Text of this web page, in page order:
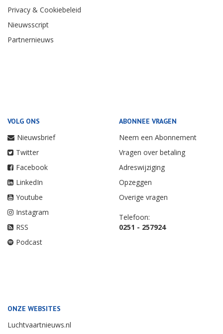
Privacy & Cookiebeleid
Nieuwsscript
Partnernieuws
VOLG ONS
Nieuwsbrief
Twitter
Facebook
LinkedIn
Youtube
Instagram
RSS
Podcast
ABONNEE VRAGEN
Neem een Abonnement
Vragen over betaling
Adreswijziging
Opzeggen
Overige vragen
Telefoon:
0251 - 257924
ONZE WEBSITES
Luchtvaartnieuws.nl